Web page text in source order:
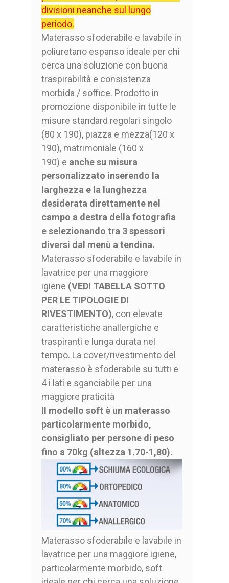
divisioni neanche sul lungo
periodo.
Materasso sfoderabile e lavabile in
poliuretano espanso ideale per chi
cerca una soluzione con buona
traspirabilità e consistenza
morbida / soffice. Prodotto in
promozione disponibile in tutte le
misure standard regolari singolo
(80 x 190), piazza e mezza(120 x
190), matrimoniale (160 x
190) e anche su misura
personalizzato inserendo la
larghezza e la lunghezza
desiderata direttamente nel
campo a destra della fotografia
e selezionando tra 3 spessori
diversi dal menù a tendina.
Materasso sfoderabile e lavabile in
lavatrice per una maggiore
igiene (VEDI TABELLA SOTTO
PER LE TIPOLOGIE DI
RIVESTIMENTO), con elevate
caratteristiche anallergiche e
traspiranti e lunga durata nel
tempo. La cover/rivestimento del
materasso è sfoderabile su tutti e
4 i lati e sganciabile per una
maggiore praticità
Il modello soft è un materasso
particolarmente morbido,
consigliato per persone di peso
fino a 70kg (altezza 1.70-1,80).
Materasso sfoderabile e lavabile in
lavatrice per una maggiore igiene,
particolarmente morbido, soft